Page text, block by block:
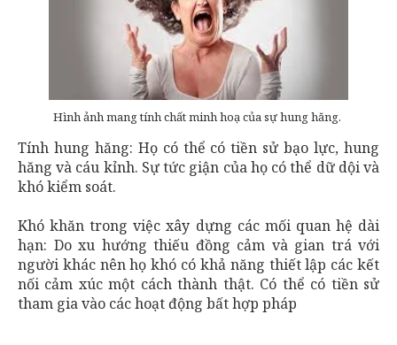
Hình ảnh mang tính chất minh hoạ của sự hung hăng.
Tính hung hăng: Họ có thể có tiền sử bạo lực, hung
hăng và cáu kỉnh. Sự tức giận của họ có thể dữ dội và
khó kiểm soát.
Khó khăn trong việc xây dựng các mối quan hệ dài
hạn: Do xu hướng thiếu đồng cảm và gian trá với
người khác nên họ khó có khả năng thiết lập các kết
nối cảm xúc một cách thành thật. Có thể có tiền sử
tham gia vào các hoạt động bất hợp pháp